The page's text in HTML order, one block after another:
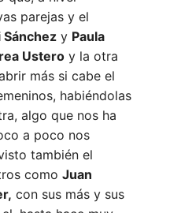
parejas y el
Sánchez y Paula
Ustero y la otra
más si cabe el
habiéndolas
algo que nos ha
a poco nos
también el
como Juan
con sus más y sus